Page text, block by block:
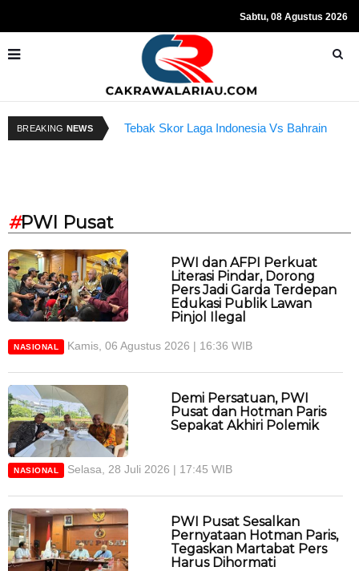
Sabtu, 08 Agustus 2026
BREAKING NEWS
Tebak Skor Laga Indonesia Vs Bahrain
#PWI Pusat
PWI dan AFPI Perkuat
Literasi Pindar, Dorong
Pers Jadi Garda Terdepan
Edukasi Publik Lawan
Pinjol Ilegal
NASIONAL Kamis, 06 Agustus 2026 | 16:36 WIB
Demi Persatuan, PWI
Pusat dan Hotman Paris
Sepakat Akhiri Polemik
NASIONAL Selasa, 28 Juli 2026 | 17:45 WIB
PWI Pusat Sesalkan
Pernyataan Hotman Paris,
Tegaskan Martabat Pers
Harus Dihormati